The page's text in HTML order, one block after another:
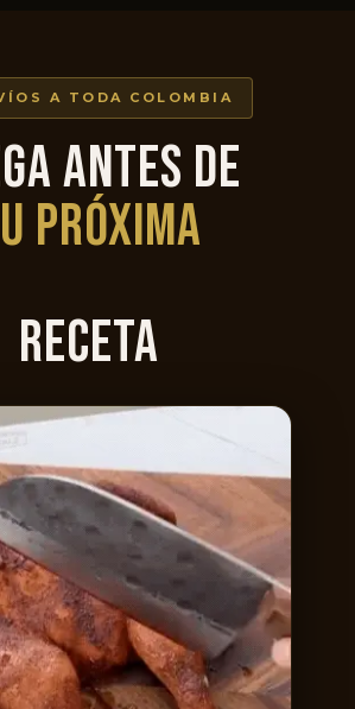
A TODA COLOMBIA
ANTES DE
PRÓXIMA
RECETA